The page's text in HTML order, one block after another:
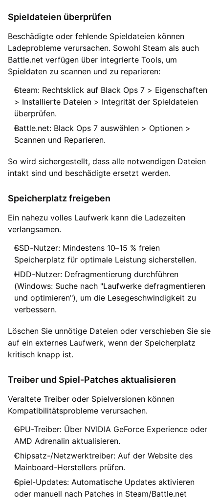
Spieldateien überprüfen
Beschädigte oder fehlende Spieldateien können
Ladeprobleme verursachen. Sowohl Steam als auch
Battle.net verfügen über integrierte Tools, um
Spieldaten zu scannen und zu reparieren:
Steam: Rechtsklick auf Black Ops 7 > Eigenschaften
> Installierte Dateien > Integrität der Spieldateien
überprüfen.
Battle.net: Black Ops 7 auswählen > Optionen >
Scannen und Reparieren.
So wird sichergestellt, dass alle notwendigen Dateien
intakt sind und beschädigte ersetzt werden.
Speicherplatz freigeben
Ein nahezu volles Laufwerk kann die Ladezeiten
verlangsamen.
SSD-Nutzer: Mindestens 10–15 % freien
Speicherplatz für optimale Leistung sicherstellen.
HDD-Nutzer: Defragmentierung durchführen
(Windows: Suche nach "Laufwerke defragmentieren
und optimieren"), um die Lesegeschwindigkeit zu
verbessern.
Löschen Sie unnötige Dateien oder verschieben Sie sie
auf ein externes Laufwerk, wenn der Speicherplatz
kritisch knapp ist.
Treiber und Spiel-Patches aktualisieren
Veraltete Treiber oder Spielversionen können
Kompatibilitätsprobleme verursachen.
GPU-Treiber: Über NVIDIA GeForce Experience oder
AMD Adrenalin aktualisieren.
Chipsatz-/Netzwerktreiber: Auf der Website des
Mainboard-Herstellers prüfen.
Spiel-Updates: Automatische Updates aktivieren
oder manuell nach Patches in Steam/Battle.net